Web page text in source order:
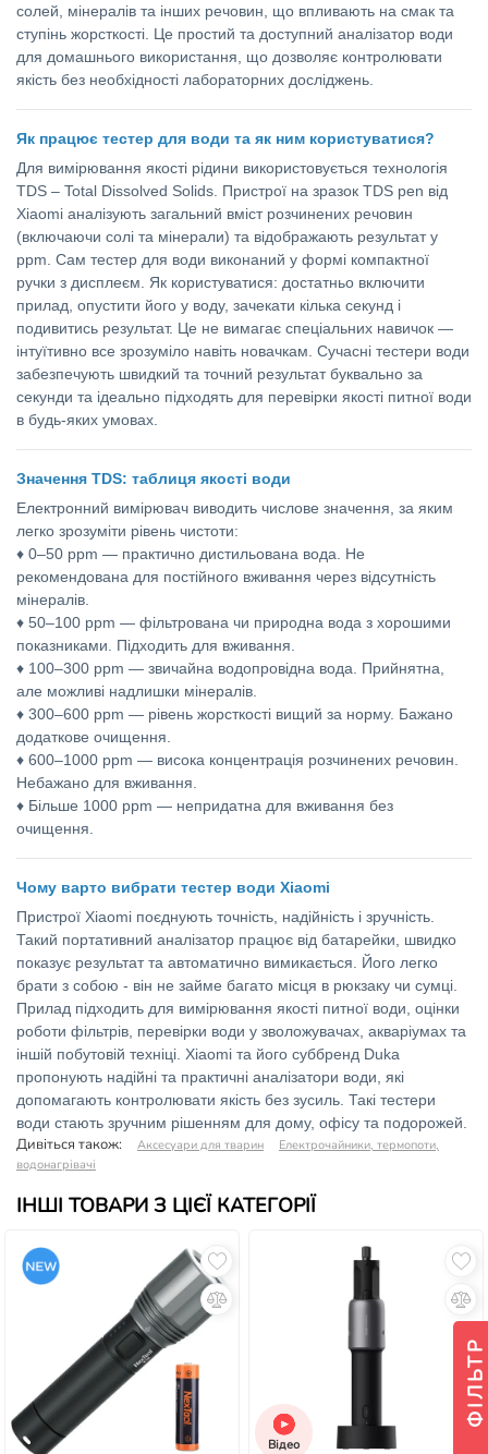
солей, мінералів та інших речовин, що впливають на смак та
ступінь жорсткості. Це простий та доступний аналізатор води
для домашнього використання, що дозволяє контролювати
якість без необхідності лабораторних досліджень.
Як працює тестер для води та як ним користуватися?
Для вимірювання якості рідини використовується технологія
TDS – Total Dissolved Solids. Пристрої на зразок TDS pen від
Xiaomi аналізують загальний вміст розчинених речовин
(включаючи солі та мінерали) та відображають результат у
ppm. Сам тестер для води виконаний у формі компактної
ручки з дисплеєм. Як користуватися: достатньо включити
прилад, опустити його у воду, зачекати кілька секунд і
подивитись результат. Це не вимагає спеціальних навичок —
інтуїтивно все зрозуміло навіть новачкам. Сучасні тестери води
забезпечують швидкий та точний результат буквально за
секунди та ідеально підходять для перевірки якості питної води
в будь-яких умовах.
Значення TDS: таблиця якості води
Електронний вимірювач виводить числове значення, за яким
легко зрозуміти рівень чистоти:
♦ 0–50 ppm — практично дистильована вода. Не
рекомендована для постійного вживання через відсутність
мінералів.
♦ 50–100 ppm — фільтрована чи природна вода з хорошими
показниками. Підходить для вживання.
♦ 100–300 ppm — звичайна водопровідна вода. Прийнятна,
але можливі надлишки мінералів.
♦ 300–600 ppm — рівень жорсткості вищий за норму. Бажано
додаткове очищення.
♦ 600–1000 ppm — висока концентрація розчинених речовин.
Небажано для вживання.
♦ Більше 1000 ppm — непридатна для вживання без
очищення.
Чому варто вибрати тестер води Xiaomi
Пристрої Xiaomi поєднують точність, надійність і зручність.
Такий портативний аналізатор працює від батарейки, швидко
показує результат та автоматично вимикається. Його легко
брати з собою - він не займе багато місця в рюкзаку чи сумці.
Прилад підходить для вимірювання якості питної води, оцінки
роботи фільтрів, перевірки води у зволожувачах, акваріумах та
іншій побутовій техніці. Xiaomi та його суббренд Duka
пропонують надійні та практичні аналізатори води, які
допомагають контролювати якість без зусиль. Такі тестери
води стають зручним рішенням для дому, офісу та подорожей.
Дивіться також: Аксесуари для тварин
Електрочайники, термопоти,
водонагрівачі
ІНШІ ТОВАРИ З ЦІЄЇ КАТЕГОРІЇ
Відео
ФІЛЬТР